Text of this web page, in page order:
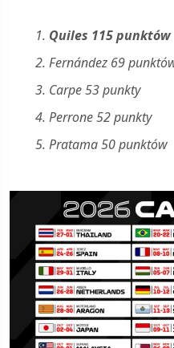
1. Quiles 115 punktów
2. Fernández 69
3. Carpe 53 punkty
4. Perrone 52 punkty
5. Pratama 50 punktów